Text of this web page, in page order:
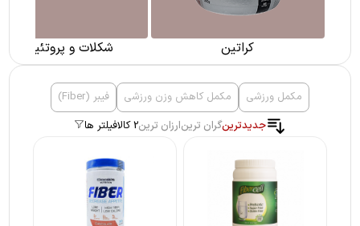
کراتین شکلات و پروتئین بار
مکمل ورزشی مکمل کاهش وزن ورزشی
فیبر (Fiber)
جدیدترینگران ترینارزان ترین2 کالا فیلتر ها